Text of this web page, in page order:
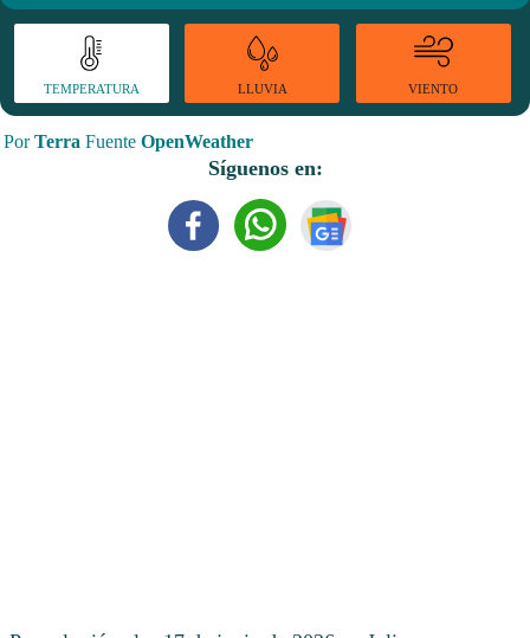
TEMPERATURA LLUVIA VIENTO
PorTerra Fuente OpenWeather
Síguenos en: